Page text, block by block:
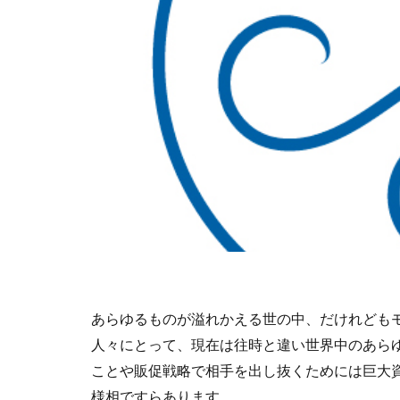
あらゆるものが溢れかえる世の中、だけれど
人々にとって、現在は往時と違い世界中のあ
ことや販促戦略で相手を出し抜くためには巨
様相ですらあります。